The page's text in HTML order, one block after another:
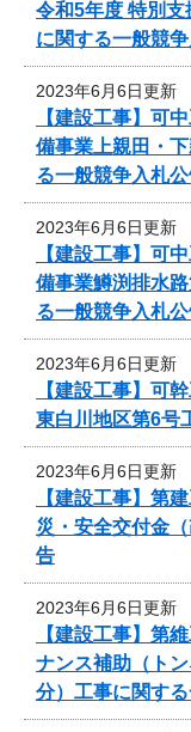
令和5年度 特別
に関する一般競
2023年6月6日更新
【建設工事】可
備事業上親田・
る一般競争入札
2023年6月6日更新
【建設工事】可
備事業鱒渕排水
る一般競争入札
2023年6月6日更新
【建設工事】可
東白川地区第6号
2023年6月6日更新
【建設工事】第
災・安全交付金
告
2023年6月6日更新
【建設工事】第
ナンス補助（ト
分）工事に関す